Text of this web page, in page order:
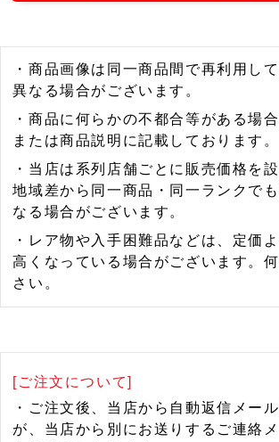
・商品画像は同一商品間で再利用し
異なる場合がございます。
・商品に何らかの不都合等がある場
または商品説明に記載しております。
・当店は系列店舗ごとに販売価格を
地域差から同一商品・同一ランクで
なる場合がございます。
・レア物や入手困難品などは、定価
高くなっている場合がございます。
さい。
[ご注文について]
・ご注文後、当店から自動返信メー
が、当店から別にお送りするご連絡